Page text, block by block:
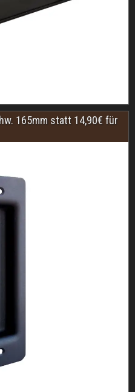
165mm statt 14,90€ für